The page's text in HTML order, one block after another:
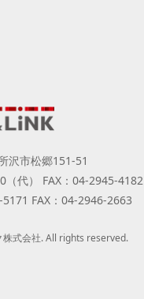
沢市松郷151-51
（代） FAX：04-2945-4182
FAX：04-2946-2663
式会社. All rights reserved.